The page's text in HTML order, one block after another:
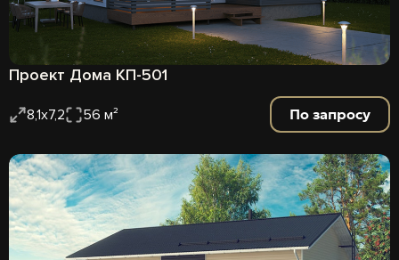
Проект Дома КП-501
8,1х7,2 56 м² По запросу